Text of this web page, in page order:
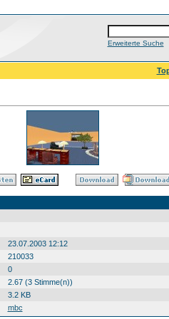
Erweiterte Suche
23.07.2003 12:12
210033
0
2.67 (3 Stimme(n))
3.2 KB
mbc